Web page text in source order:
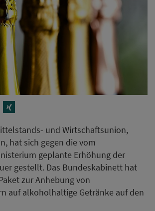
und Wirtschaftsunion,
hat sich gegen die vom
geplante Erhöhung der
gestellt. Das Bundeskabinett hat
zur Anhebung von
auf alkoholhaltige Getränke auf den